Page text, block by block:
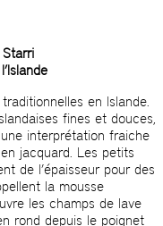
en Islande.
fines et douces,
interprétation fraiche
jacquard. Les petits
de l’épaisseur pour des
la mousse
les champs de lave
rond depuis le poignet